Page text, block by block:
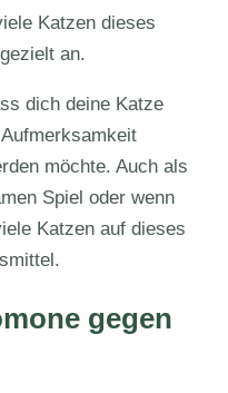
Katzen dieses
an.
dich deine Katze
möchte. Auch als
Spiel oder wenn
Katzen auf dieses
gegen